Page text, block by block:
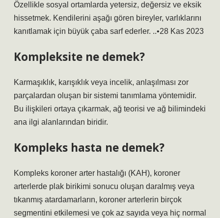
Özellikle sosyal ortamlarda yetersiz, değersiz ve eksik
hissetmek. Kendilerini aşağı gören bireyler, varlıklarını
kanıtlamak için büyük çaba sarf ederler. ..•28 Kas 2023
Kompleksite ne demek?
Karmaşıklık, karışıklık veya incelik, anlaşılması zor
parçalardan oluşan bir sistemi tanımlama yöntemidir.
Bu ilişkileri ortaya çıkarmak, ağ teorisi ve ağ bilimindeki
ana ilgi alanlarından biridir.
Kompleks hasta ne demek?
Kompleks koroner arter hastalığı (KAH), koroner
arterlerde plak birikimi sonucu oluşan daralmış veya
tıkanmış atardamarların, koroner arterlerin birçok
segmentini etkilemesi ve çok az sayıda veya hiç normal